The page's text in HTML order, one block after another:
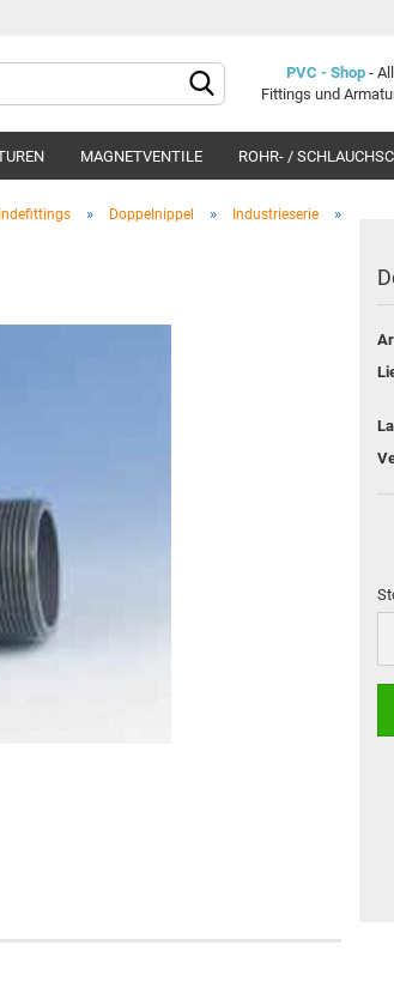
Lieferland
Konto
PVC - Shop-
Fittings und
MAGNETVENTILE ROHR- /
» Doppelnippel » Industrieserie »